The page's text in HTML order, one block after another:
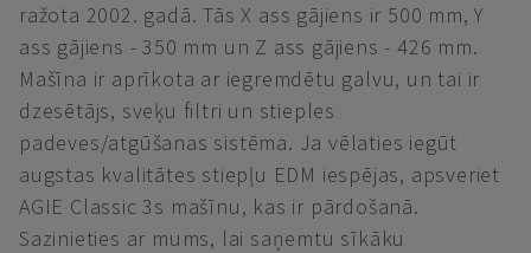
ražota 2002. gadā. Tās X ass gājiens ir 500 mm, Y
ass gājiens - 350 mm un Z ass gājiens - 426 mm.
Mašīna ir aprīkota ar iegremdētu galvu, un tai ir
dzesētājs, sveķu filtri un stieples
padeves/atgūšanas sistēma. Ja vēlaties iegūt
augstas kvalitātes stiepļu EDM iespējas, apsveriet
AGIE Classic 3s mašīnu, kas ir pārdošanā.
Sazinieties ar mums, lai saņemtu sīkāku